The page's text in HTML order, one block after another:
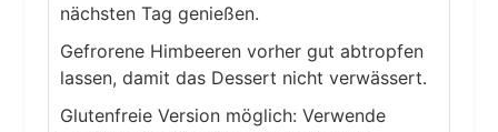
nächsten Tag genießen.
Gefrorene Himbeeren vorher gut abtropfen
lassen, damit das Dessert nicht verwässert.
Glutenfreie Version möglich: Verwende